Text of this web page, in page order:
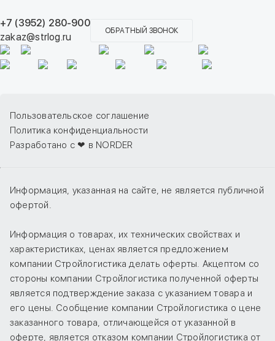
+7 (3952) 280-900
zakaz@strlog.ru
ОБРАТНЫЙ ЗВОНОК
Пользовательское соглашение
Политика конфиденциальности
Разработано с ❤ в NORDER
Информация, указанная на сайте, не является публичной
офертой.
Информация о товарах, их технических свойствах и
характеристиках, ценах является предложением
компании Стройлогистика делать оферты. Акцептом со
стороны компании Стройлогистика полученной оферты
является подтверждение заказа с указанием товара и
его цены. Сообщение компании Стройлогистика о цене
заказанного товара, отличающейся от указанной в
оферте, является отказом компании Стройлогистика от